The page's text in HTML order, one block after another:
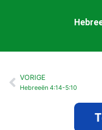
Vorige
VORIGE
Hebreeën 4:14-5:10